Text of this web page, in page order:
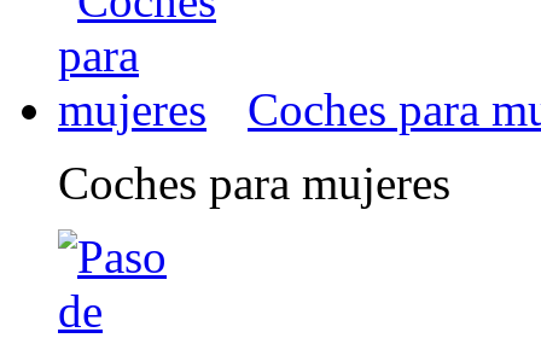
Coches para
Coches para mujeres